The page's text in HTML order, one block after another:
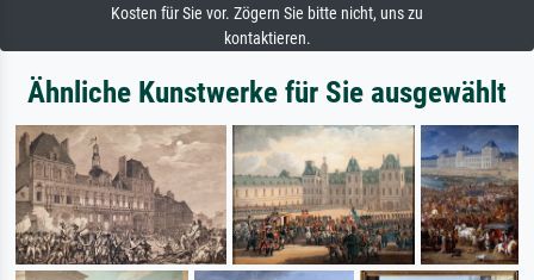
Kosten für Sie vor. Zögern Sie bitte nicht, uns zu
kontaktieren.
Ähnliche Kunstwerke für Sie ausgewählt